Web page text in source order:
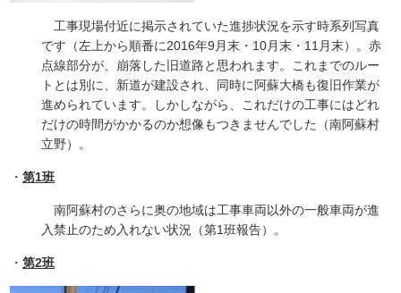
工事現場付近に掲示されていた進捗状況を示す時系列写真
です（左上から順番に2016年9月末・10月末・11月末）。赤
点線部分が、崩落した旧道路と思われます。これまでのルー
トとは別に、新道が建設され、同時に阿蘇大橋も復旧作業が
進められています。しかしながら、これだけの工事にはどれ
だけの時間がかかるのか想像もつきませんでした（南阿蘇村
立野）。
・第1班
南阿蘇村のさらに奥の地域は工事車両以外の一般車両が進
入禁止のため入れない状況（第1班報告）。
・第2班